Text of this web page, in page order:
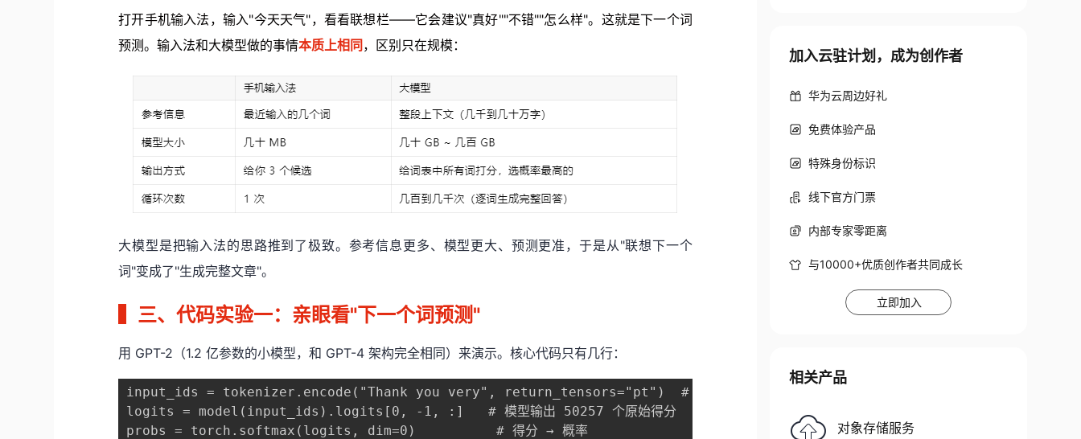
打开手机输入法，输入"今天天气"，看看联想栏——它会建议"真好""不错""怎么样"。这就是下一个词
预测。输入法和大模型做的事情本质上相同 ，区别只在规模：
大模型是把输入法的思路推到了极致。参考信息更多、模型更大、预测更准，于是从"联想下一个
词"变成了"生成完整文章"。
三、代码实验一：亲眼看"下一个词预测"
用 GPT-2（1.2 亿参数的小模型，和 GPT-4 架构完全相同）来演示。核心代码只有几行：
input_ids = tokenizer.encode("Thank you very", return_tensors="pt")  # 文字 → token ID
logits = model(input_ids).logits[0, -1, :]   # 模型输出 50257 个原始得分
probs = torch.softmax(logits, dim=0)          # 得分 → 概率
加入云驻计划，成为创作者
华为云周边好礼
免费体验产品
特殊身份标识
线下官方门票
内部专家零距离
与10000+优质创作者共同成长
立即加入
相关产品
对象存储服务